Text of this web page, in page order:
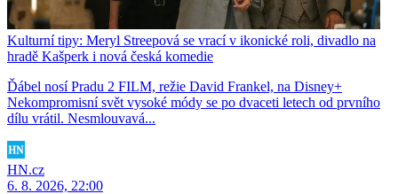
Kulturní tipy: Meryl Streepová se vrací v ikonické roli, divadlo na
hradě Kašperk i nová česká komedie
Ďábel nosí Pradu 2 FILM, režie David Frankel, na Disney+
Nekompromisní svět vysoké módy se po dvaceti letech od prvního
dílu vrátil. Nesmlouvavá...
HN.cz
6. 8. 2026, 22:00